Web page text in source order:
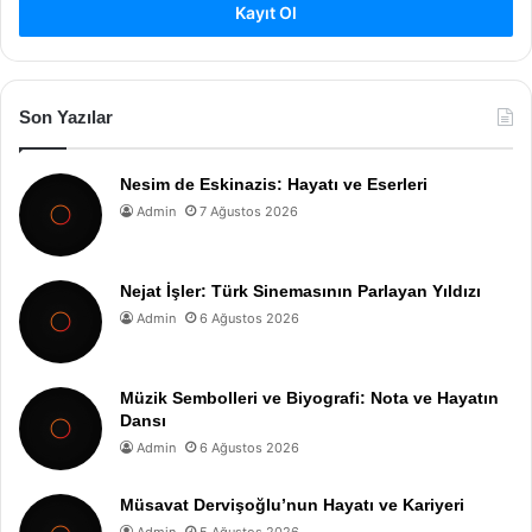
Kayıt Ol
Son Yazılar
Nesim de Eskinazis: Hayatı ve Eserleri
Admin 7 Ağustos 2026
Nejat İşler: Türk Sinemasının Parlayan Yıldızı
Admin 6 Ağustos 2026
Müzik Sembolleri ve Biyografi: Nota ve Hayatın
Dansı
Admin 6 Ağustos 2026
Müsavat Dervişoğlu’nun Hayatı ve Kariyeri